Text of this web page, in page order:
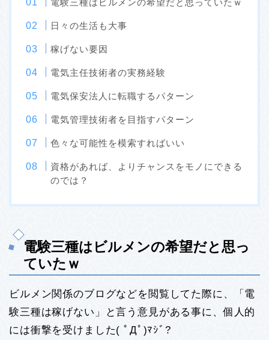
電験三種はビルメンの希望だと思っていたｗ
日々の生活も大事
稼げない要因
電気主任技術者の実務経験
電気保安法人に転職するパターン
電気管理技術者を目指すパターン
色々な可能性を模索すればいい
資格があれば、よりチャンスをモノにできる
のでは？
電験三種はビルメンの希望だと思っ
ていたｗ
ビルメン関係のブログなどを閲覧してた際に、「電
験三種は稼げない」と言う意見がある事に、個人的
には衝撃を受けました( ﾟДﾟ)ﾏｼﾞ?